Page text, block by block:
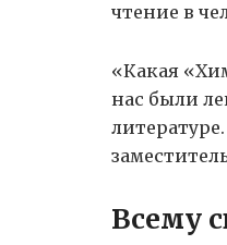
чтение в
«Какая
нас были
Всему